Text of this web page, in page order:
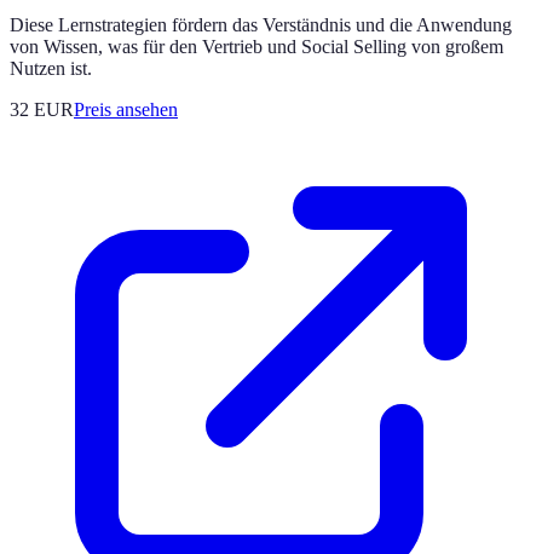
Diese Lernstrategien fördern das Verständnis und die Anwendung
von Wissen, was für den Vertrieb und Social Selling von großem
Nutzen ist.
32 EURPreis ansehen